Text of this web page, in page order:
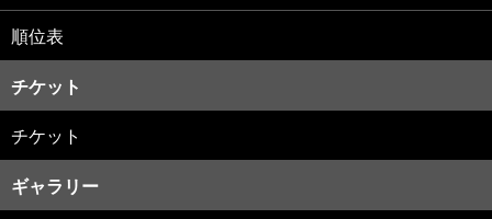
順位表
チケット
チケット
ギャラリー